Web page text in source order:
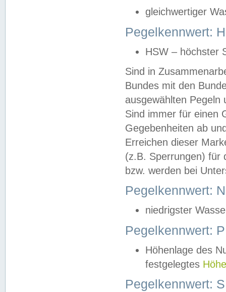
gleichwertiger
Pegelkennwert:
HSW – höchster
Sind in
Bundes mit den
ausgewählten
Sind immer für einen
Gegebenheiten ab
Erreichen dieser
(z.B. Sperrungen) für
bzw. werden bei
Pegelkennwert:
niedrigster
Pegelkennwert:
Höhenlage des
festgelegtes
Pegelkennwert: